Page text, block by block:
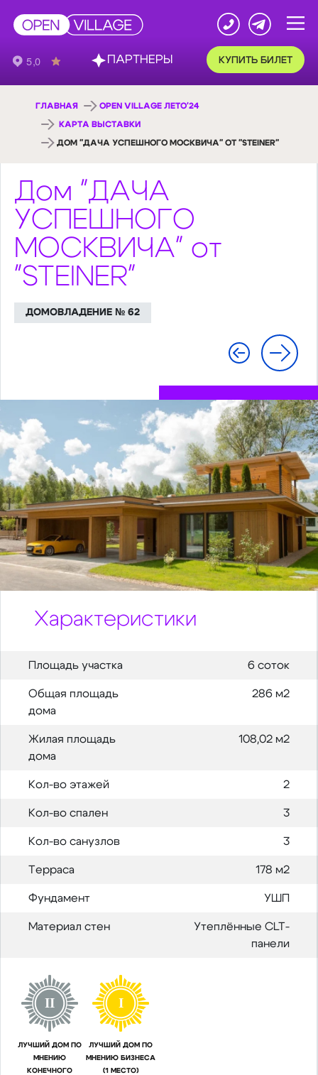
КУПИТЬ БИЛЕТ
ГЛАВНАЯ OPEN VILLAGE ЛЕТО'24
КАРТА ВЫСТАВКИ
ДОМ "ДАЧА УСПЕШНОГО МОСКВИЧА" ОТ "STEINER"
Дом "ДАЧА
УСПЕШНОГО
МОСКВИЧА" от
"STEINER"
ДОМОВЛАДЕНИЕ № 62
Характеристики
Площадь участка 6 соток
Общая площадь
дома
286 м2
Жилая площадь
дома
108,02 м2
Кол-во этажей 2
Кол-во спален 3
Кол-во санузлов 3
Терраса 178 м2
Фундамент УШП
Материал стен
Утеплённые CLT-
панели
II
ЛУЧШИЙ ДОМ ПО
МНЕНИЮ
КОНЕЧНОГО
I
ЛУЧШИЙ ДОМ ПО
МНЕНИЮ БИЗНЕСА
(1 МЕСТО)